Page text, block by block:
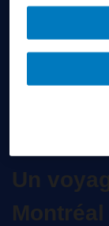
10
Un
Montréal